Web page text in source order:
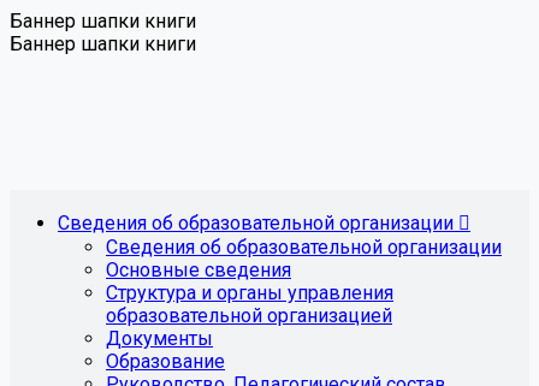
Баннер шапки книги
Баннер шапки книги
Сведения об образовательной организации
Сведения об образовательной организации
Основные сведения
Структура и органы управления
образовательной организацией
Документы
Образование